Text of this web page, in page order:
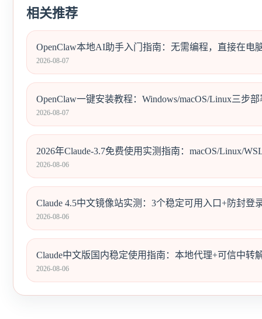
相关推荐
OpenClaw本地AI助手入门指南：无需编程，直接在电
2026-08-07
OpenClaw一键安装教程：Windows/macOS/Linux三步
2026-08-07
2026年Claude-3.7免费使用实测指南：macOS/Linux/
2026-08-06
Claude 4.5中文镜像站实测：3个稳定可用入口+防封登
2026-08-06
Claude中文版国内稳定使用指南：本地代理+可信中转
2026-08-06